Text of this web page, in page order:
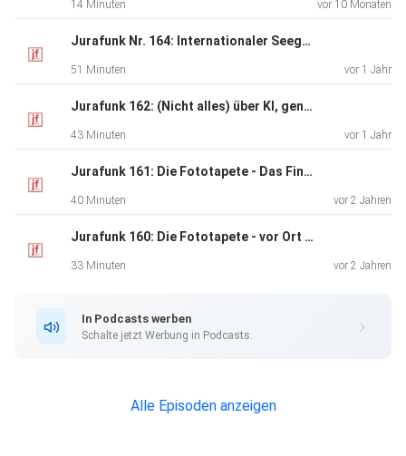
14 Minuten vor 10 Monaten
Jurafunk Nr. 164: Internationaler Seegerichtshof (Dirks vor Ort)
51 Minuten vor 1 Jahr
Jurafunk 162: (Nicht alles) über KI, generative KI, Datenschutz und Urheberrecht
43 Minuten vor 1 Jahr
Jurafunk 161: Die Fototapete - Das Finale
40 Minuten vor 2 Jahren
Jurafunk 160: Die Fototapete - vor Ort und vor dem BGH
33 Minuten vor 2 Jahren
In Podcasts werben
Schalte jetzt Werbung in Podcasts.
Alle Episoden anzeigen